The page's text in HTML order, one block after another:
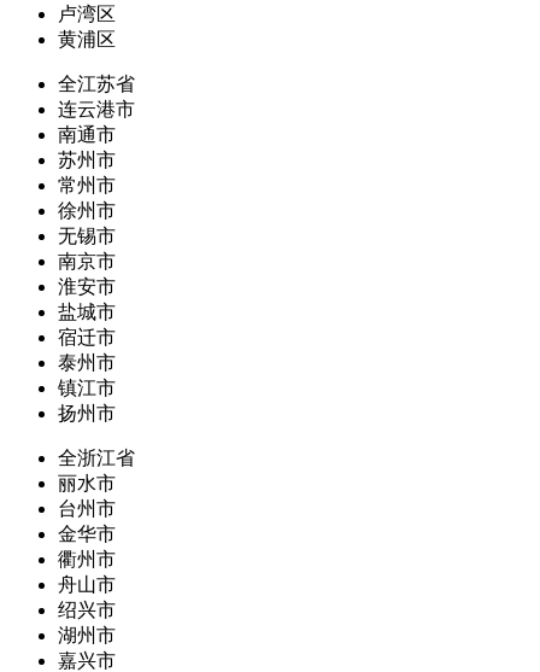
卢湾区
黄浦区
全江苏省
连云港市
南通市
苏州市
常州市
徐州市
无锡市
南京市
淮安市
盐城市
宿迁市
泰州市
镇江市
扬州市
全浙江省
丽水市
台州市
金华市
衢州市
舟山市
绍兴市
湖州市
嘉兴市